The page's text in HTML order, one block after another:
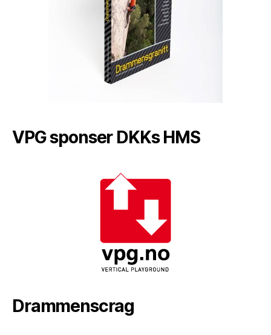
VPG sponser DKKs HMS
Drammenscrag